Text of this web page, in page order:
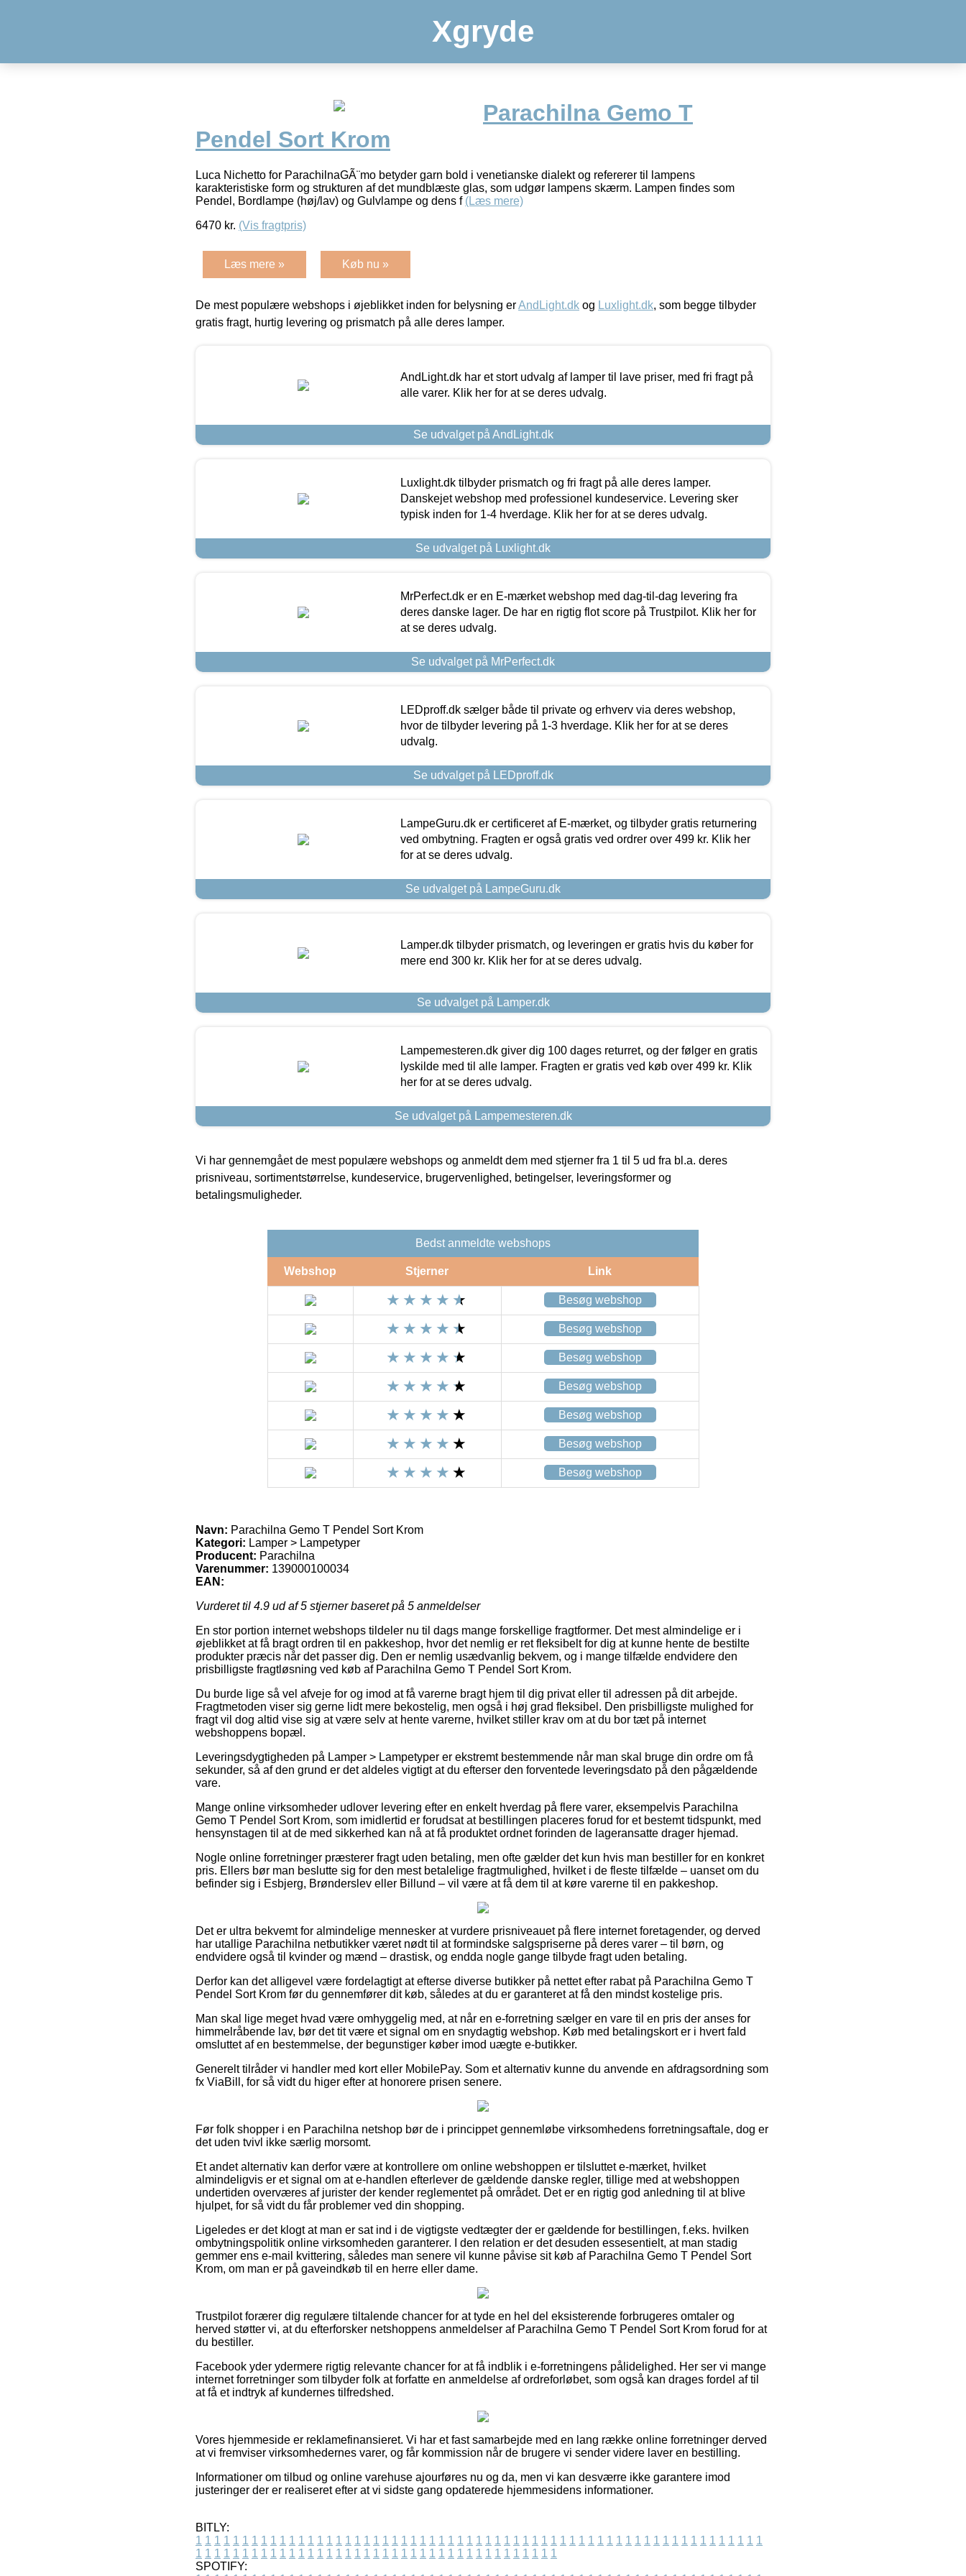
Xgryde
Parachilna Gemo T
Pendel Sort Krom
Luca Nichetto for ParachilnaGÃ¨mo betyder garn bold i venetianske dialekt og refererer til lampens
karakteristiske form og strukturen af det mundblæste glas, som udgør lampens skærm. Lampen findes som
Pendel, Bordlampe (høj/lav) og Gulvlampe og dens f (Læs mere)
6470 kr. (Vis fragtpris)
Læs mere » Køb nu »
De mest populære webshops i øjeblikket inden for belysning erAndLight.dk og Luxlight.dk, som begge tilbyder
gratis fragt, hurtig levering og prismatch på alle deres lamper.
AndLight.dk har et stort udvalg af lamper til lave priser, med fri fragt på
alle varer. Klik her for at se deres udvalg.
Se udvalget på AndLight.dk
Luxlight.dk tilbyder prismatch og fri fragt på alle deres lamper.
Danskejet webshop med professionel kundeservice. Levering sker
typisk inden for 1-4 hverdage. Klik her for at se deres udvalg.
Se udvalget på Luxlight.dk
MrPerfect.dk er en E-mærket webshop med dag-til-dag levering fra
deres danske lager. De har en rigtig flot score på Trustpilot. Klik her for
at se deres udvalg.
Se udvalget på MrPerfect.dk
LEDproff.dk sælger både til private og erhverv via deres webshop,
hvor de tilbyder levering på 1-3 hverdage. Klik her for at se deres
udvalg.
Se udvalget på LEDproff.dk
LampeGuru.dk er certificeret af E-mærket, og tilbyder gratis returnering
ved ombytning. Fragten er også gratis ved ordrer over 499 kr. Klik her
for at se deres udvalg.
Se udvalget på LampeGuru.dk
Lamper.dk tilbyder prismatch, og leveringen er gratis hvis du køber for
mere end 300 kr. Klik her for at se deres udvalg.
Se udvalget på Lamper.dk
Lampemesteren.dk giver dig 100 dages returret, og der følger en gratis
lyskilde med til alle lamper. Fragten er gratis ved køb over 499 kr. Klik
her for at se deres udvalg.
Se udvalget på Lampemesteren.dk
Vi har gennemgået de mest populære webshops og anmeldt dem med stjerner fra 1 til 5 ud fra bl.a. deres
prisniveau, sortimentstørrelse, kundeservice, brugervenlighed, betingelser, leveringsformer og
betalingsmuligheder.
Bedst anmeldte webshops
Webshop Stjerner Link
Besøg webshop
Besøg webshop
Besøg webshop
Besøg webshop
Besøg webshop
Besøg webshop
Besøg webshop
Navn: Parachilna Gemo T Pendel Sort Krom
Kategori: Lamper > Lampetyper
Producent: Parachilna
Varenummer: 139000100034
EAN:
Vurderet til 4.9 ud af 5 stjerner baseret på 5 anmeldelser
En stor portion internet webshops tildeler nu til dags mange forskellige fragtformer. Det mest almindelige er i
øjeblikket at få bragt ordren til en pakkeshop, hvor det nemlig er ret fleksibelt for dig at kunne hente de bestilte
produkter præcis når det passer dig. Den er nemlig usædvanlig bekvem, og i mange tilfælde endvidere den
prisbilligste fragtløsning ved køb af Parachilna Gemo T Pendel Sort Krom.
Du burde lige så vel afveje for og imod at få varerne bragt hjem til dig privat eller til adressen på dit arbejde.
Fragtmetoden viser sig gerne lidt mere bekostelig, men også i høj grad fleksibel. Den prisbilligste mulighed for
fragt vil dog altid vise sig at være selv at hente varerne, hvilket stiller krav om at du bor tæt på internet
webshoppens bopæl.
Leveringsdygtigheden på Lamper > Lampetyper er ekstremt bestemmende når man skal bruge din ordre om få
sekunder, så af den grund er det aldeles vigtigt at du efterser den forventede leveringsdato på den pågældende
vare.
Mange online virksomheder udlover levering efter en enkelt hverdag på flere varer, eksempelvis Parachilna
Gemo T Pendel Sort Krom, som imidlertid er forudsat at bestillingen placeres forud for et bestemt tidspunkt, med
hensynstagen til at de med sikkerhed kan nå at få produktet ordnet forinden de lageransatte drager hjemad.
Nogle online forretninger præsterer fragt uden betaling, men ofte gælder det kun hvis man bestiller for en konkret
pris. Ellers bør man beslutte sig for den mest betalelige fragtmulighed, hvilket i de fleste tilfælde – uanset om du
befinder sig i Esbjerg, Brønderslev eller Billund – vil være at få dem til at køre varerne til en pakkeshop.
Det er ultra bekvemt for almindelige mennesker at vurdere prisniveauet på flere internet foretagender, og derved
har utallige Parachilna netbutikker været nødt til at formindske salgspriserne på deres varer – til børn, og
endvidere også til kvinder og mænd – drastisk, og endda nogle gange tilbyde fragt uden betaling.
Derfor kan det alligevel være fordelagtigt at efterse diverse butikker på nettet efter rabat på Parachilna Gemo T
Pendel Sort Krom før du gennemfører dit køb, således at du er garanteret at få den mindst kostelige pris.
Man skal lige meget hvad være omhyggelig med, at når en e-forretning sælger en vare til en pris der anses for
himmelråbende lav, bør det tit være et signal om en snydagtig webshop. Køb med betalingskort er i hvert fald
omsluttet af en bestemmelse, der begunstiger køber imod uægte e-butikker.
Generelt tilråder vi handler med kort eller MobilePay. Som et alternativ kunne du anvende en afdragsordning som
fx ViaBill, for så vidt du higer efter at honorere prisen senere.
Før folk shopper i en Parachilna netshop bør de i princippet gennemløbe virksomhedens forretningsaftale, dog er
det uden tvivl ikke særlig morsomt.
Et andet alternativ kan derfor være at kontrollere om online webshoppen er tilsluttet e-mærket, hvilket
almindeligvis er et signal om at e-handlen efterlever de gældende danske regler, tillige med at webshoppen
undertiden overværes af jurister der kender reglementet på området. Det er en rigtig god anledning til at blive
hjulpet, for så vidt du får problemer ved din shopping.
Ligeledes er det klogt at man er sat ind i de vigtigste vedtægter der er gældende for bestillingen, f.eks. hvilken
ombytningspolitik online virksomheden garanterer. I den relation er det desuden essesentielt, at man stadig
gemmer ens e-mail kvittering, således man senere vil kunne påvise sit køb af Parachilna Gemo T Pendel Sort
Krom, om man er på gaveindkøb til en herre eller dame.
Trustpilot forærer dig regulære tiltalende chancer for at tyde en hel del eksisterende forbrugeres omtaler og
herved støtter vi, at du efterforsker netshoppens anmeldelser af Parachilna Gemo T Pendel Sort Krom forud for at
du bestiller.
Facebook yder ydermere rigtig relevante chancer for at få indblik i e-forretningens pålidelighed. Her ser vi mange
internet forretninger som tilbyder folk at forfatte en anmeldelse af ordreforløbet, som også kan drages fordel af til
at få et indtryk af kundernes tilfredshed.
Vores hjemmeside er reklamefinansieret. Vi har et fast samarbejde med en lang række online forretninger derved
at vi fremviser virksomhedernes varer, og får kommission når de brugere vi sender videre laver en bestilling.
Informationer om tilbud og online varehuse ajourføres nu og da, men vi kan desværre ikke garantere imod
justeringer der er realiseret efter at vi sidste gang opdaterede hjemmesidens informationer.
BITLY:
1 1 1 1 1 1 1 1 1 1 1 1 1 1 1 1 1 1 1 1 1 1 1 1 1 1 1 1 1 1 1 1 1 1 1 1 1 1 1 1 1 1 1 1 1 1 1 1 1 1 1 1 1 1 1 1 1 1 1 1 1
1 1 1 1 1 1 1 1 1 1 1 1 1 1 1 1 1 1 1 1 1 1 1 1 1 1 1 1 1 1 1 1 1 1 1 1 1 1 1
SPOTIFY: